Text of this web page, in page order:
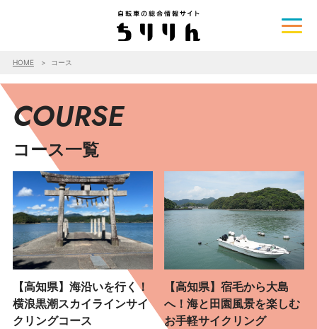
HOME コース
COURSE
コース一覧
【高知県】海沿いを行く！
横浪黒潮スカイラインサイ
クリングコース
【高知県】宿毛から大島
へ！海と田園風景を楽しむ
お手軽サイクリング